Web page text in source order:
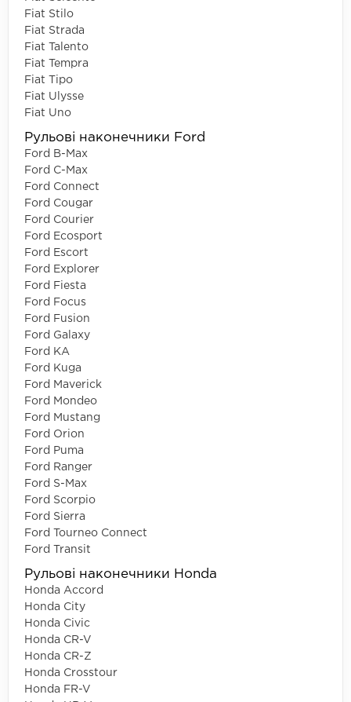
Fiat Stilo
Fiat Strada
Fiat Talento
Fiat Tempra
Fiat Tipo
Fiat Ulysse
Fiat Uno
Рульові наконечники Ford
Ford B-Max
Ford C-Max
Ford Connect
Ford Cougar
Ford Courier
Ford Ecosport
Ford Escort
Ford Explorer
Ford Fiesta
Ford Focus
Ford Fusion
Ford Galaxy
Ford KA
Ford Kuga
Ford Maverick
Ford Mondeo
Ford Mustang
Ford Orion
Ford Puma
Ford Ranger
Ford S-Max
Ford Scorpio
Ford Sierra
Ford Tourneo Connect
Ford Transit
Рульові наконечники Honda
Honda Accord
Honda City
Honda Civic
Honda CR-V
Honda CR-Z
Honda Crosstour
Honda FR-V